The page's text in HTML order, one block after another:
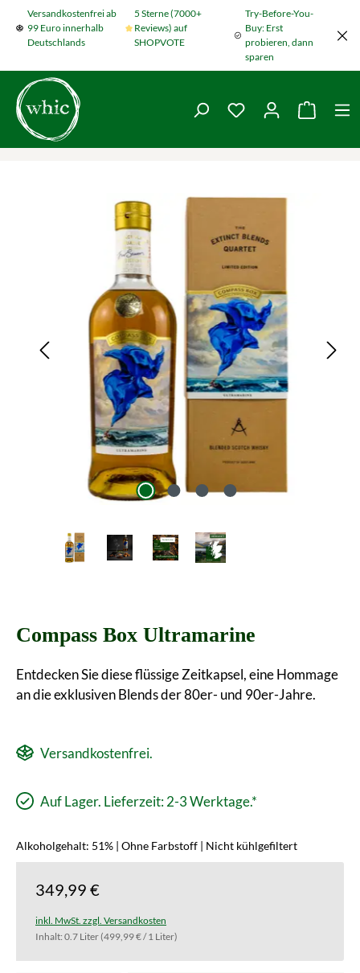
Zum Hauptinhalt springen
Versandkostenfrei ab
99 Euro innerhalb
Deutschlands
5 Sterne (7000+
Reviews) auf
SHOPVOTE
Try-Before-You-
Buy: Erst
probieren, dann
sparen
Du hast 0
Bildergalerie überspringen
Compass Box Ultramarine
Entdecken Sie diese flüssige Zeitkapsel, eine Hommage
an die exklusiven Blends der 80er- und 90er-Jahre.
Versandkostenfrei.
Auf Lager. Lieferzeit: 2-3 Werktage.*
Alkoholgehalt: 51% | Ohne Farbstoff | Nicht kühlgefiltert
349,99 €
inkl. MwSt. zzgl. Versandkosten
Inhalt: 0.7 Liter(499,99 € / 1 Liter)